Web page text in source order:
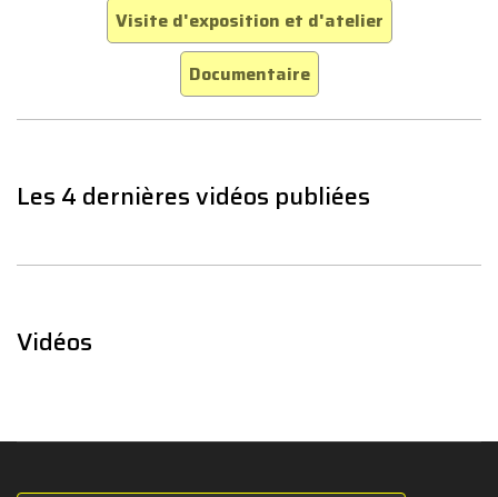
Visite d'exposition et d'atelier
Documentaire
Les 4 dernières vidéos publiées
Vidéos